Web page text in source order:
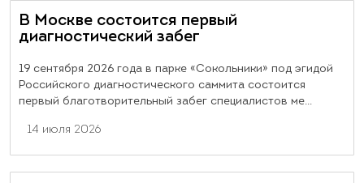
В Москве состоится первый
диагностический забег
19 сентября 2026 года в парке «Сокольники» под эгидой
Российского диагностического саммита состоится
первый благотворительный забег специалистов ме...
14 июля 2026